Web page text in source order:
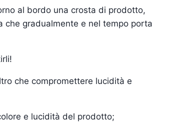
al bordo una crosta di prodotto,
che gradualmente e nel tempo porta
che compromettere lucidità e
e lucidità del prodotto;